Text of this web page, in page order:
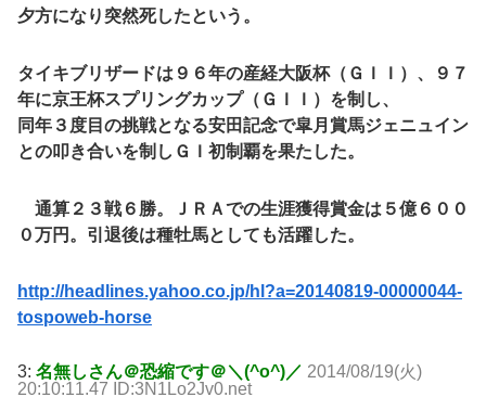
夕方になり突然死したという。
タイキブリザードは９６年の産経大阪杯（ＧＩＩ）、９７
年に京王杯スプリングカップ（ＧＩＩ）を制し、
同年３度目の挑戦となる安田記念で皐月賞馬ジェニュイン
との叩き合いを制しＧＩ初制覇を果たした。
通算２３戦６勝。ＪＲＡでの生涯獲得賞金は５億６００
０万円。引退後は種牡馬としても活躍した。
http://headlines.yahoo.co.jp/hl?a=20140819-00000044-
tospoweb-horse
3: 名無しさん＠恐縮です＠＼(^o^)／ 2014/08/19(火)
20:10:11.47 ID:3N1Lo2Jv0.net